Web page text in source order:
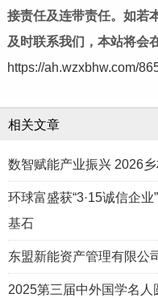
接责任及连带责任。如若
及时联系我们，本站将会
https://ah.wzxbhw.com/
相关文章
数智赋能产业振兴 2026
环球富盛获“3·15诚信企
基石
东盟新能资产管理有限公
2025第三届中外国学名